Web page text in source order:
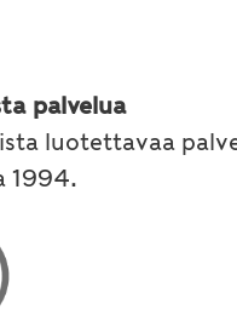
palvelua
luotettavaa
1994.